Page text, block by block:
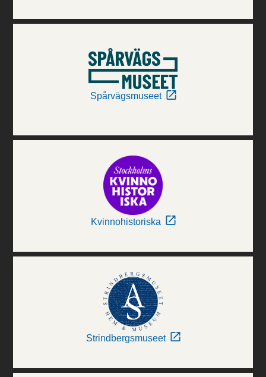
Spårvägsmuseet
Kvinnohistoriska
Strindbergsmuseet